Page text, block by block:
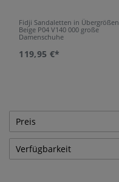
Fidji Sandaletten in Übergrößen
Beige P04 V140 000 große
Damenschuhe
119,95 €*
Preis
€
Verfügbarkeit